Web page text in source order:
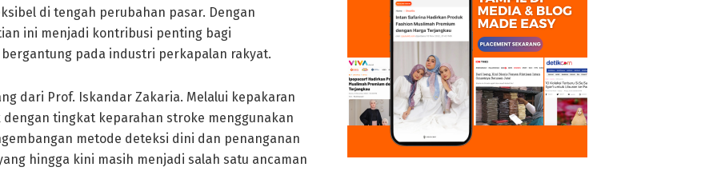
di tengah perubahan pasar. Dengan
ini menjadi kontribusi penting bagi
pada industri perkapalan rakyat.
dari Prof. Iskandar Zakaria. Melalui kepakaran
tingkat keparahan stroke menggunakan
metode deteksi dini dan penanganan
hingga kini masih menjadi salah satu ancaman